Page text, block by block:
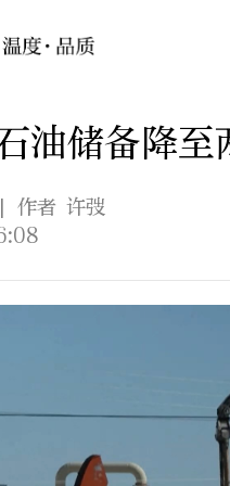
油储备降
| 作者 许弢